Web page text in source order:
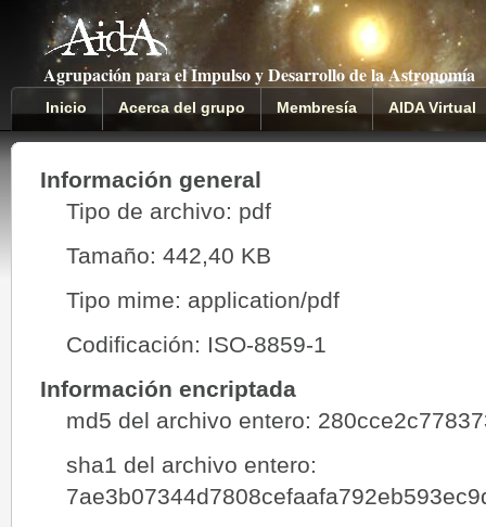
Agrupación para el Impulso y Desarrollo de la Astronomía
Inicio Acerca del grupo Membresía AIDA Virtual
Información general
Tipo de archivo: pdf
Tamaño: 442,40 KB
Tipo mime: application/pdf
Codificación: ISO-8859-1
Información encriptada
md5 del archivo entero:
sha1 del archivo entero: